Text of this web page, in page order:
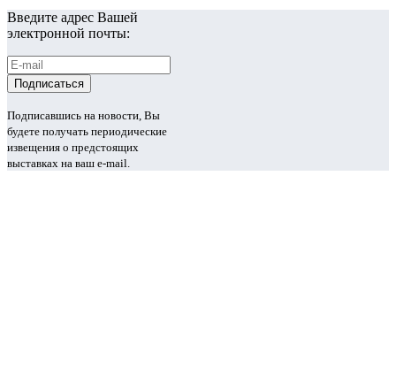
Введите адрес Вашей
электронной почты:
Подписавшись на новости, Вы
будете получать периодические
извещения о предстоящих
выставках на ваш e-mail.